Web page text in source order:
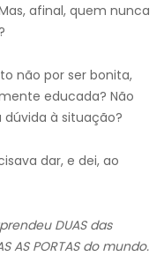
afinal, quem nunca
não por ser bonita,
educada? Não
à situação?
dar, e dei, ao
DUAS das
AS PORTAS do mundo.